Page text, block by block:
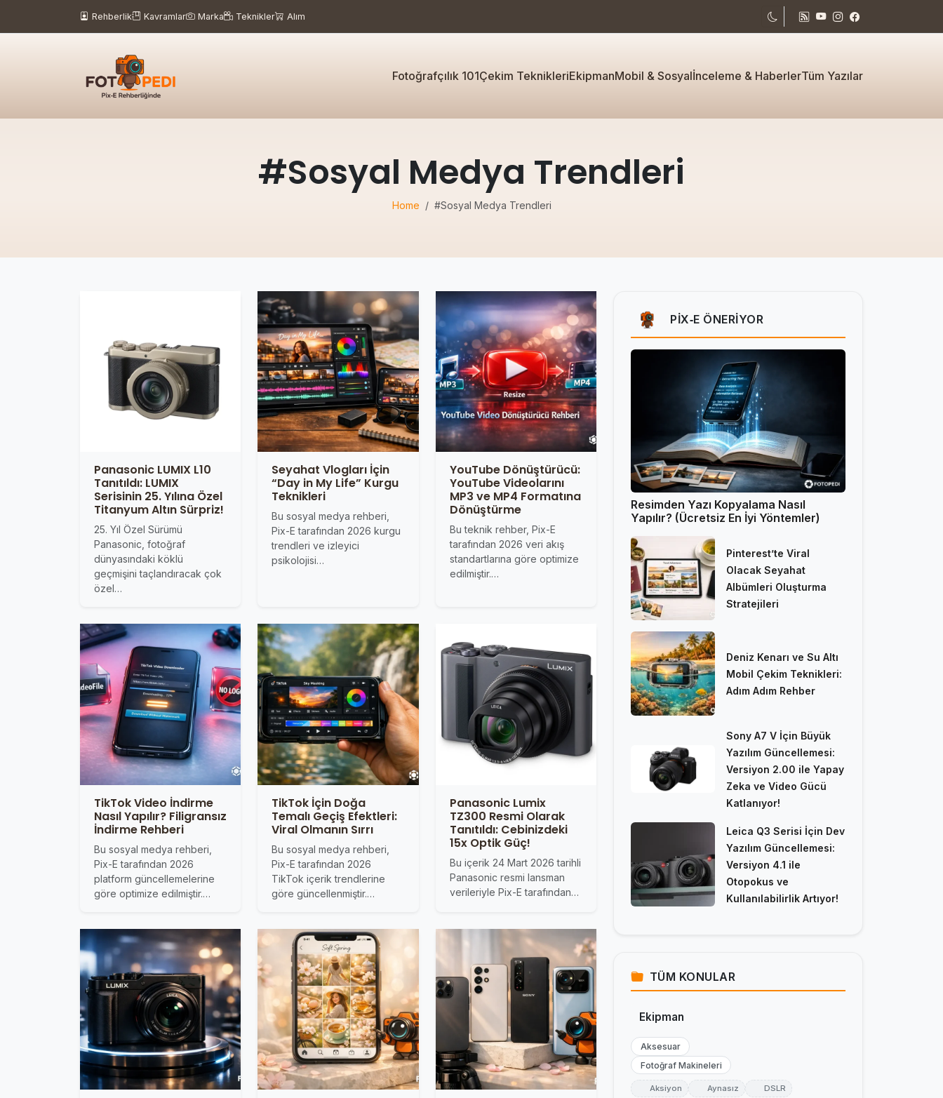
Rehberlik Kavramlar Marka Teknikler Alım
Fotoğrafçılık 101Çekim TeknikleriEkipmanMobil & Sosyalİnceleme & HaberlerTüm Yazılar
#Sosyal Medya Trendleri
Home #Sosyal Medya Trendleri
Panasonic LUMIX L10
Tanıtıldı: LUMIX
Serisinin 25. Yılına Özel
Titanyum Altın Sürpriz!
25. Yıl Özel Sürümü
Panasonic, fotoğraf
dünyasındaki köklü
geçmişini taçlandıracak çok
özel…
Seyahat Vlogları İçin
“Day in My Life” Kurgu
Teknikleri
Bu sosyal medya rehberi,
Pix-E tarafından 2026 kurgu
trendleri ve izleyici
psikolojisi…
YouTube Dönüştürücü:
YouTube Videolarını
MP3 ve MP4 Formatına
Dönüştürme
Bu teknik rehber, Pix-E
tarafından 2026 veri akış
standartlarına göre optimize
edilmiştir.…
TikTok Video İndirme
Nasıl Yapılır? Filigransız
İndirme Rehberi
Bu sosyal medya rehberi,
Pix-E tarafından 2026
platform güncellemelerine
göre optimize edilmiştir.…
TikTok İçin Doğa
Temalı Geçiş Efektleri:
Viral Olmanın Sırrı
Bu sosyal medya rehberi,
Pix-E tarafından 2026
TikTok içerik trendlerine
göre güncellenmiştir.…
Panasonic Lumix
TZ300 Resmi Olarak
Tanıtıldı: Cebinizdeki
15x Optik Güç!
Bu içerik 24 Mart 2026 tarihli
Panasonic resmi lansman
verileriyle Pix-E tarafından…
PIX‑E ÖNERIYOR
Resimden Yazı Kopyalama Nasıl
Yapılır? (Ücretsiz En İyi Yöntemler)
Pinterest’te Viral
Olacak Seyahat
Albümleri Oluşturma
Stratejileri
Deniz Kenarı ve Su Altı
Mobil Çekim Teknikleri:
Adım Adım Rehber
Sony A7 V İçin Büyük
Yazılım Güncellemesi:
Versiyon 2.00 ile Yapay
Zeka ve Video Gücü
Katlanıyor!
Leica Q3 Serisi İçin Dev
Yazılım Güncellemesi:
Versiyon 4.1 ile
Otopokus ve
Kullanılabilirlik Artıyor!
TÜM KONULAR
Ekipman
Aksesuar
Fotoğraf Makineleri
Aksiyon Aynasız
DSLR